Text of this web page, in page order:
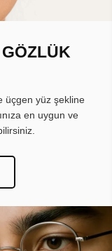
üçgen yüz şekline
en uygun ve